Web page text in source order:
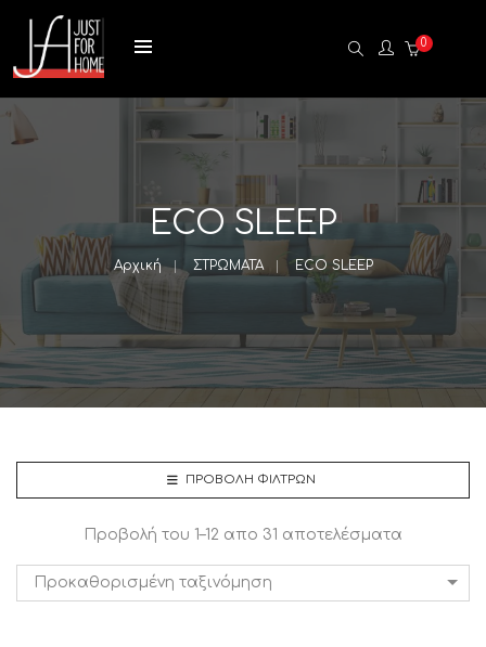
0
ECO SLEEP
Αρχική ΣΤΡΩΜΑΤΑ ECO SLEEP
ΠΡΟΒΟΛΉ ΦΊΛΤΡΩΝ
Προβολή του 1–12 απο 31 αποτελέσματα
Προκαθορισμένη ταξινόμηση